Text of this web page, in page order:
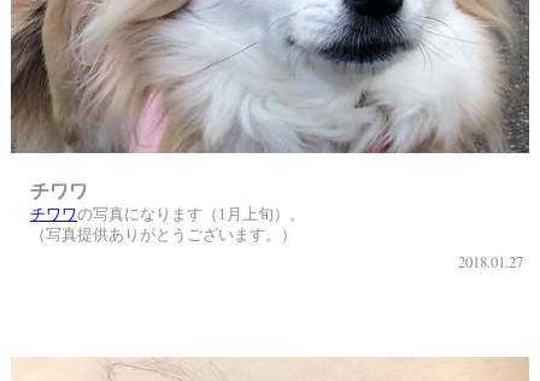
チワワ
チワワの写真になります（1月上旬）。
（写真提供ありがとうございます。）
2018.01.27